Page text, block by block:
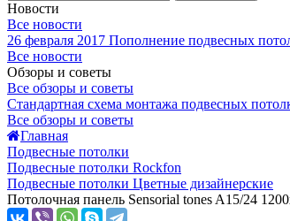
Новости
Все новости
26 февраля 2017 Пополнение подвесных
Все новости
Обзоры и советы
Все обзоры и советы
Стандартная схема монтажа подвесных
Все обзоры и советы
Главная
Подвесные потолки
Подвесные потолки Rockfon
Подвесные потолки Цветные дизайнерские
Потолочная панель Sensorial tones A15/24